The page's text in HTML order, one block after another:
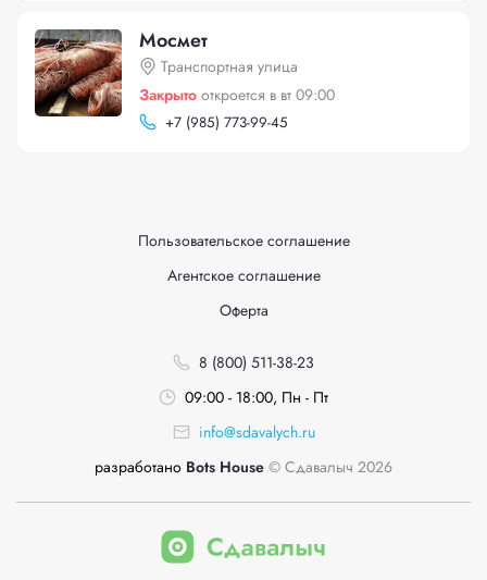
Мосмет
Транспортная улица
Закрыто откроется в вт 09:00
+7 (985) 773-99-45
Пользовательское соглашение
Агентское соглашение
Оферта
8 (800) 511-38-23
09:00 - 18:00, Пн - Пт
info@sdavalych.ru
разработано Bots House © Сдавалыч 2026